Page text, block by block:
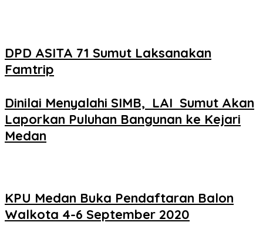
DPD ASITA 71 Sumut Laksanakan
Famtrip
Dinilai Menyalahi SIMB, LAI Sumut Akan
Laporkan Puluhan Bangunan ke Kejari
Medan
KPU Medan Buka Pendaftaran Balon
Walkota 4-6 September 2020